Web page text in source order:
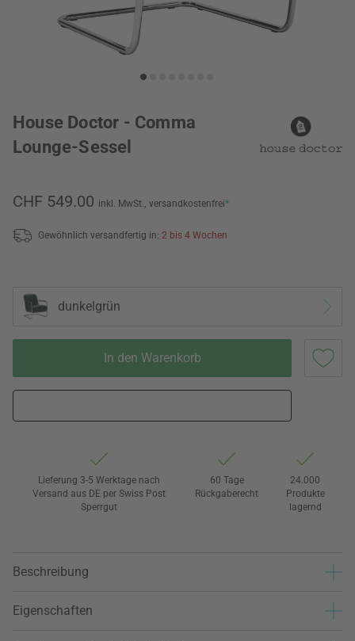
House Doctor - Comma
Lounge-Sessel
CHF 549.00 inkl. MwSt., versandkostenfrei*
Gewöhnlich versandfertig in: 2 bis 4 Wochen
dunkelgrün
In den Warenkorb
Lieferung 3-5 Werktage nach
Versand aus DE per Swiss Post
Sperrgut
60 Tage
Rückgaberecht
24.000
Produkte
lagernd
Beschreibung
Eigenschaften